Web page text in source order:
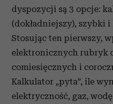
dyspozycji są 3 opcje:
(dokładniejszy), szybki
Stosując ten pierwszy,
elektronicznych rubryk
comiesięcznych i
Kalkulator „pyta”, ile
elektryczność, gaz,